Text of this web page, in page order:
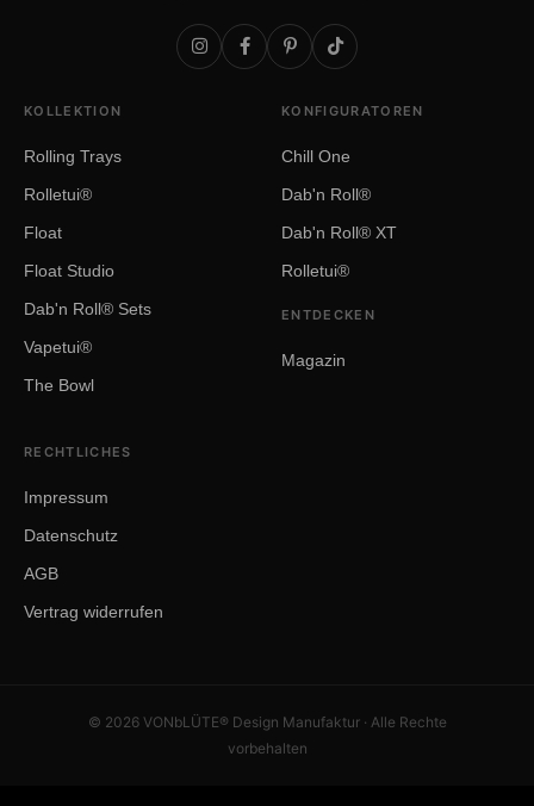
KOLLEKTION
Rolling Trays
Rolletui®
Float
Float Studio
Dab'n Roll® Sets
Vapetui®
The Bowl
KONFIGURATOREN
Chill One
Dab'n Roll®
Dab'n Roll® XT
Rolletui®
ENTDECKEN
Magazin
RECHTLICHES
Impressum
Datenschutz
AGB
Vertrag widerrufen
© 2026 VONbLÜTE® Design Manufaktur · Alle Rechte
vorbehalten